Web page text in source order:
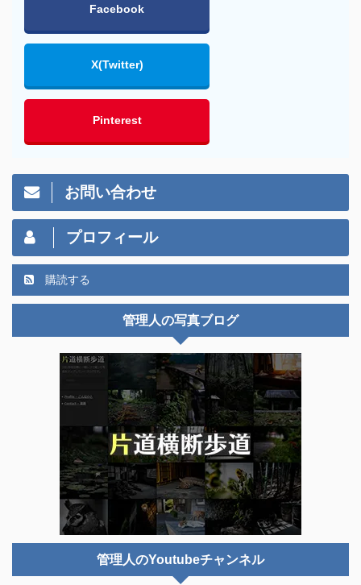
Facebook
X(Twitter)
Pinterest
お問い合わせ
プロフィール
購読する
管理人の写真ブログ
管理人のYoutubeチャンネル